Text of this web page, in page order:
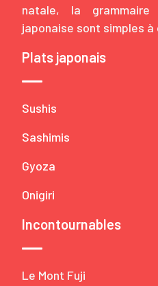
natale, la grammaire
japonaise sont simples à
Plats japonais
Sushis
Sashimis
Gyoza
Onigiri
Incontournables
Le Mont Fuji